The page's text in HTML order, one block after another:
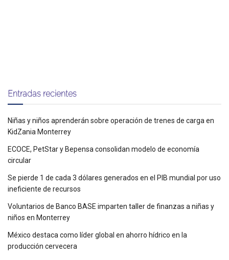
Entradas recientes
Niñas y niños aprenderán sobre operación de trenes de carga en
KidZania Monterrey
ECOCE, PetStar y Bepensa consolidan modelo de economía
circular
Se pierde 1 de cada 3 dólares generados en el PIB mundial por uso
ineficiente de recursos
Voluntarios de Banco BASE imparten taller de finanzas a niñas y
niños en Monterrey
México destaca como líder global en ahorro hídrico en la
producción cervecera